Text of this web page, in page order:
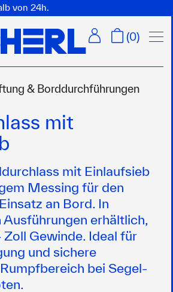
von 24h.
(0)
& Borddurchführungen
mit
mit Einlaufsieb
Messing für den
an Bord. In
erhältlich,
Gewinde. Ideal für
und sichere
bei Segel-